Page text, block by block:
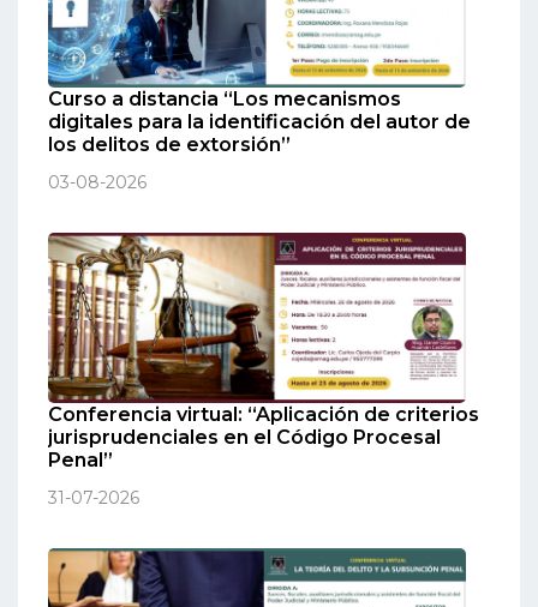
Curso a distancia “Los mecanismos
digitales para la identificación del autor de
los delitos de extorsión”
03-08-2026
Conferencia virtual: “Aplicación de criterios
jurisprudenciales en el Código Procesal
Penal”
31-07-2026